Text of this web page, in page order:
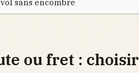
sans encombre
ou fret :